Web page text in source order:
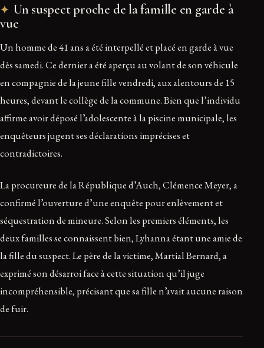
Un suspect proche de la famille en garde à
vue
Un homme de 41 ans a été interpellé et placé en garde à vue
dès samedi. Ce dernier a été aperçu au volant de son véhicule
en compagnie de la jeune fille vendredi, aux alentours de 15
heures, devant le collège de la commune. Bien que l’individu
affirme avoir déposé l’adolescente à la piscine municipale, les
enquêteurs jugent ses déclarations imprécises et
contradictoires.
La procureure de la République d’Auch, Clémence Meyer, a
confirmé l’ouverture d’une enquête pour enlèvement et
séquestration de mineure. Selon les premiers éléments, les
deux familles se connaissent bien, Lyhanna étant une amie de
la fille du suspect. Le père de la victime, Martial Bernard, a
exprimé son désarroi face à cette situation qu’il juge
incompréhensible, précisant que sa fille n’avait aucune raison
de fuir.